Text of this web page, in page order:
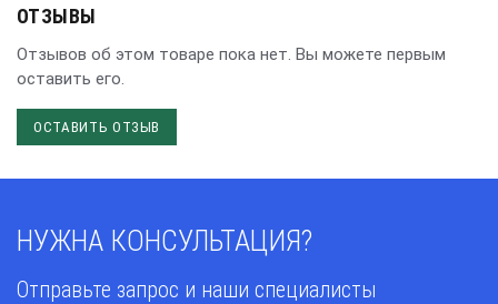
ОТЗЫВЫ
Отзывов об этом товаре пока нет. Вы можете первым
оставить его.
ОСТАВИТЬ ОТЗЫВ
НУЖНА КОНСУЛЬТАЦИЯ?
Отправьте запрос и наши специалисты